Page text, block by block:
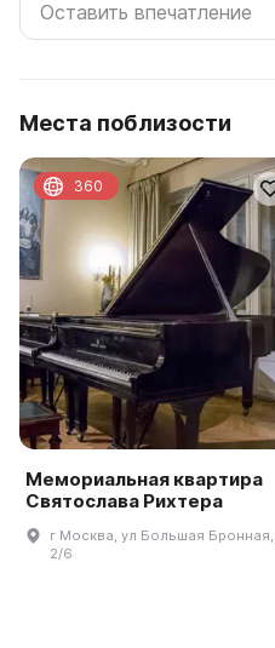
Места поблизости
Мемориальная квартира
Святослава Рихтера
г Москва, ул Большая Бронная,
2/6
360